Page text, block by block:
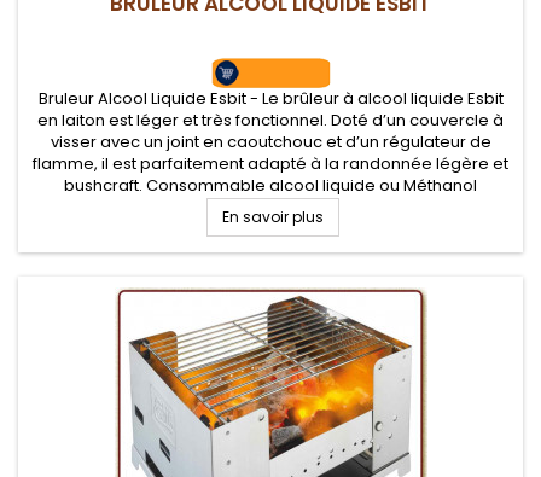
Bruleur Alcool Liquide Esbit - Le brûleur à alcool liquide Esbit
en laiton est léger et très fonctionnel. Doté d’un couvercle à
visser avec un joint en caoutchouc et d’un régulateur de
flamme, il est parfaitement adapté à la randonnée légère et
bushcraft. Consommable alcool liquide ou Méthanol
En savoir plus